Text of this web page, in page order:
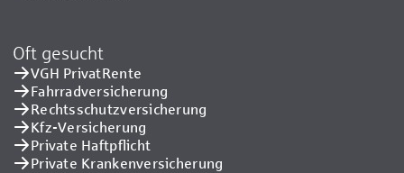
Oft gesucht
VGH PrivatRente
Fahrradversicherung
Rechtsschutzversicherung
Kfz-Versicherung
Private Haftpflicht
Private Kranken­versicherung